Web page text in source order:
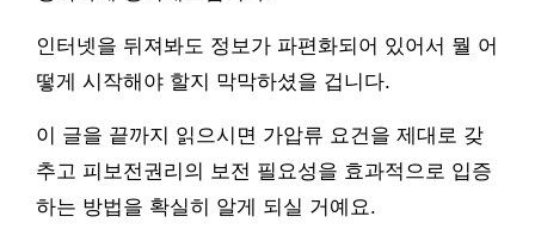
인터넷을 뒤져봐도 정보가 파편화되어 있어서 뭘 어
떻게 시작해야 할지 막막하셨을 겁니다.
이 글을 끝까지 읽으시면 가압류 요건을 제대로 갖
추고 피보전권리의 보전 필요성을 효과적으로 입증
하는 방법을 확실히 알게 되실 거예요.